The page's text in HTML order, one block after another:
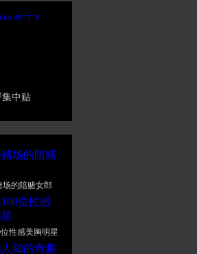
中贴
场的陪赌女郎
性感美胸明星